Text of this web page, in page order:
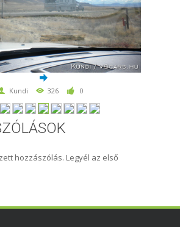
Kundi 326 0
hozzászólás. Legyél az első